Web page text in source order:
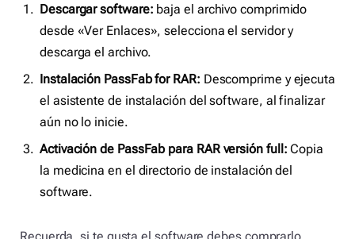
Descargar software: baja el archivo comprimido
desde «Ver Enlaces», selecciona el servidor y
descarga el archivo.
Instalación PassFab for RAR: Descomprime y ejecuta
el asistente de instalación del software, al finalizar
aún no lo inicie.
Activación de PassFab para RAR versión full: Copia
la medicina en el directorio de instalación del
software.